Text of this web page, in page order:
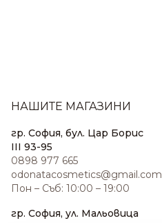
НАШИТЕ МАГАЗИНИ
гр. София, бул. Цар Борис
III 93-95
0898 977 665
odonatacosmetics@gmail.com
Пон – Съб: 10:00 – 19:00
гр. София, ул. Мальовица